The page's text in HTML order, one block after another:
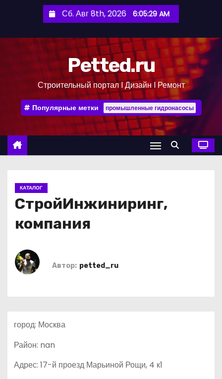
е
Сб. Авг 8th, 2026 6:05:30 AM
Petted.ru
Строительный портал l Дизайн l Ремонт
Популярные метки промышленные гидронасосы
КАТАЛОГ
СтройИнжиниринг,
компания
Автор: petted_ru
город: Москва
Район: nan
Адрес: 17-й проезд Марьиной Рощи, 4 к1